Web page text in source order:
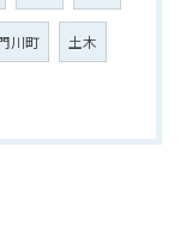
川町 土木